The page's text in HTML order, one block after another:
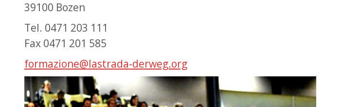
39100 Bozen
Tel. 0471 203 111
Fax 0471 201 585
formazione@lastrada-derweg.org